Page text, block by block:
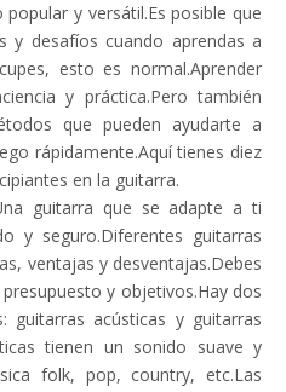
y versátil.Es posible que
y desafíos cuando aprendas a
esto es normal.Aprender
y práctica.Pero también
que pueden ayudarte a
rápidamente.Aquí tienes diez
en la guitarra.
guitarra que se adapte a ti
y seguro.Diferentes guitarras
ventajas y desventajas.Debes
y objetivos.Hay dos
guitarras acústicas y guitarras
tienen un sonido suave y
folk, pop, country, etc.Las